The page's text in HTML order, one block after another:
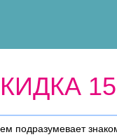
подразумевает